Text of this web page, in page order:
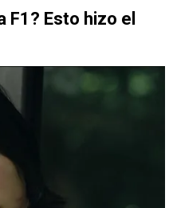
F1? Esto hizo el